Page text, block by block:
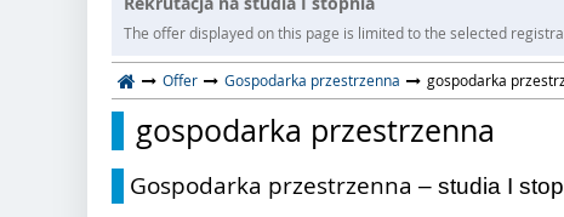
The offer displayed on this page is limited to the selected
Offer Gospodarka przestrzenna gospodarka
gospodarka przestrzenna
Gospodarka przestrzenna – studia I